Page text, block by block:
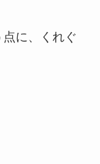
に、くれぐ